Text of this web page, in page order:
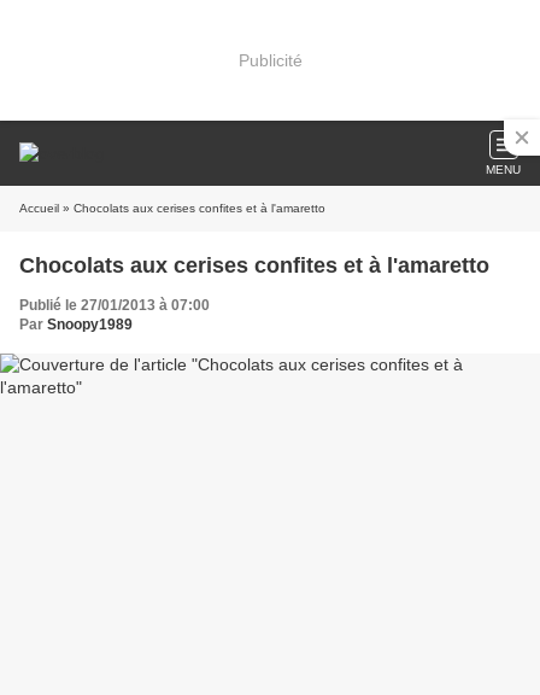
Publicité
MENU
Accueil » Chocolats aux cerises confites et à l'amaretto
Chocolats aux cerises confites et à l'amaretto
Publié le 27/01/2013 à 07:00
Par Snoopy1989